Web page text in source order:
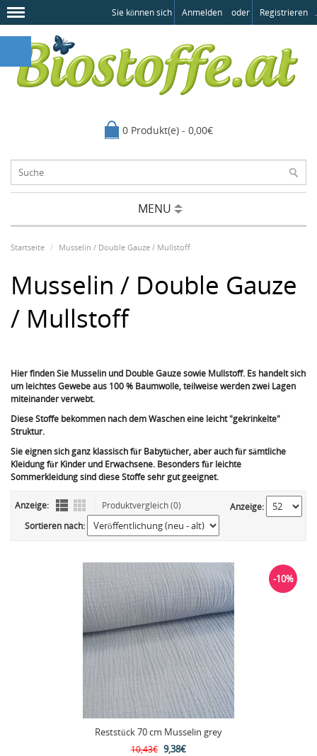
Sie können sich Anmelden oder Registrieren .
0 Produkt(e) - 0,00€
MENU
Startseite Musselin / Double Gauze / Mullstoff
Musselin / Double Gauze
/ Mullstoff
Hier finden Sie Musselin und Double Gauze sowie Mullstoff. Es handelt sich
um leichtes Gewebe aus 100 % Baumwolle, teilweise werden zwei Lagen
miteinander verwebt.
Diese Stoffe bekommen nach dem Waschen eine leicht "gekrinkelte"
Struktur.
Sie eignen sich ganz klassisch für Babytücher, aber auch für sämtliche
Kleidung für Kinder und Erwachsene. Besonders für leichte
Sommerkleidung sind diese Stoffe sehr gut geeignet.
Anzeige: Produktvergleich (0)
Anzeige:
Sortieren nach:
Reststück 70 cm Musselin grey
10,43€ 9,38€
-10%